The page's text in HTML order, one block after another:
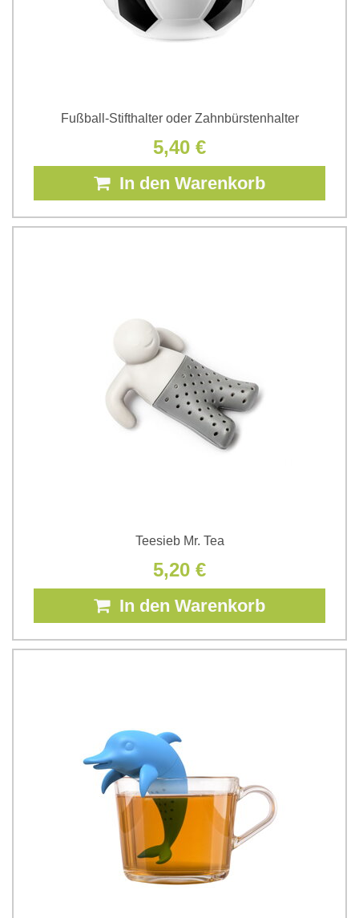
Fußball-Stifthalter oder Zahnbürstenhalter
5,40 €
In den Warenkorb
Teesieb Mr. Tea
5,20 €
In den Warenkorb